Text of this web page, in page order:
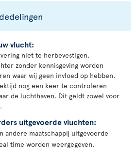
vlucht:
niet te herbevestigen.
zonder kennisgeving worden
waar wij geen invloed op hebben.
nog een keer te controleren
de luchthaven. Dit geldt zowel voor
uitgevoerde vluchten:
andere maatschappij uitgevoerde
time worden weergegeven.